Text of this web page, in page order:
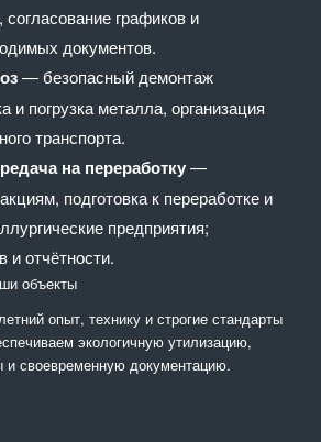
графиков и
документов.
— безопасный демонтаж
и погрузка металла, организация
транспорта.
на переработку—
подготовка к переработке и
предприятия;
и отчётности.
объекты
опыт, технику и строгие стандарты
экологичную утилизацию,
и своевременную документацию.